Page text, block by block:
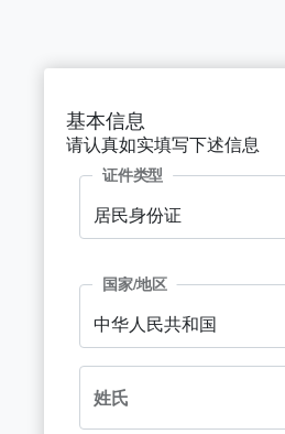
基本信息
请认真如实填写下述信息
居民身份证
证件类型
中华人民共和国
国家/地区
姓氏